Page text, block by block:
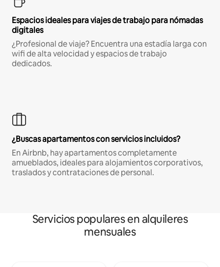
Espacios ideales para viajes de trabajo para nómadas
digitales
¿Profesional de viaje? Encuentra una estadía larga con
wifi de alta velocidad y espacios de trabajo
dedicados.
¿Buscas apartamentos con servicios incluidos?
En Airbnb, hay apartamentos completamente
amueblados, ideales para alojamientos corporativos,
traslados y contrataciones de personal.
Servicios populares en alquileres
mensuales